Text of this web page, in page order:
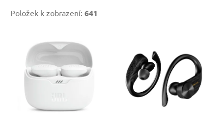
Položek k zobrazení: 641